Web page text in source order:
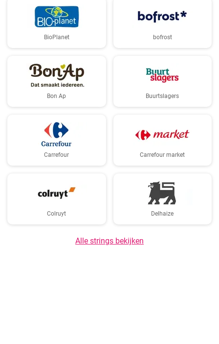
BioPlanet bofrost
Bon Ap Buurtslagers
Carrefour Carrefour market
Colruyt Delhaize
Alle strings bekijken